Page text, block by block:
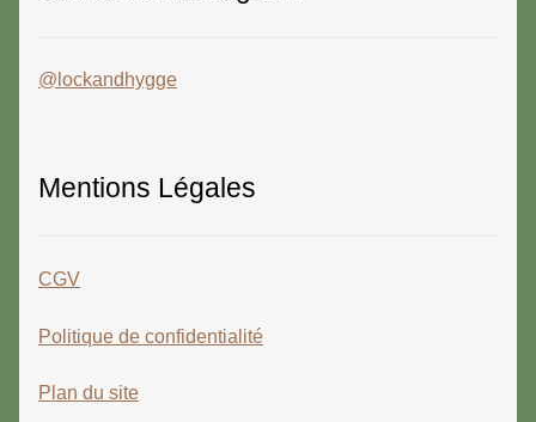
@lockandhygge
Mentions Légales
CGV
Politique de confidentialité
Plan du site